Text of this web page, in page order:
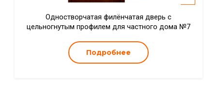
Одностворчатая филёнчатая дверь с
цельногнутым профилем для частного дома №7
Подробнее